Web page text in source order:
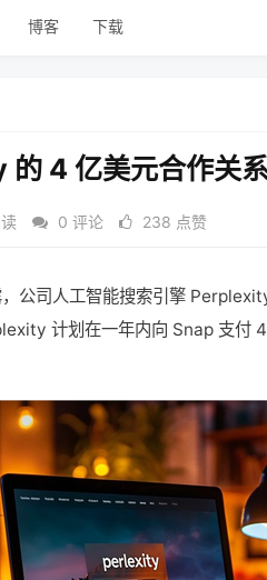
博客 下载
4 亿美元合作关
0 评论 238 点赞
公司人工智能搜索引擎
计划在一年内向 Snap 支付